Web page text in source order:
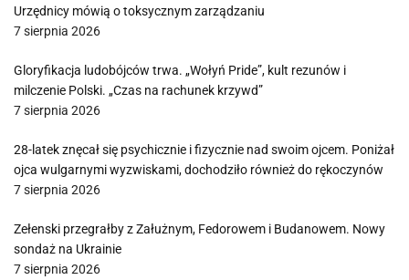
Urzędnicy mówią o toksycznym zarządzaniu
7 sierpnia 2026
Gloryfikacja ludobójców trwa. „Wołyń Pride”, kult rezunów i
milczenie Polski. „Czas na rachunek krzywd”
7 sierpnia 2026
28-latek znęcał się psychicznie i fizycznie nad swoim ojcem. Poniżał
ojca wulgarnymi wyzwiskami, dochodziło również do rękoczynów
7 sierpnia 2026
Zełenski przegrałby z Załużnym, Fedorowem i Budanowem. Nowy
sondaż na Ukrainie
7 sierpnia 2026